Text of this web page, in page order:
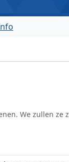
We zullen ze